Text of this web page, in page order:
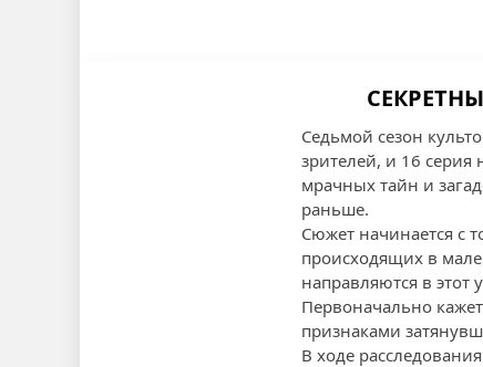
Седьмой сезон
зрителей, и 16
мрачных тайн и
раньше.
Сюжет начинается с
происходящих в
направляются в
Первоначально
признаками
В ходе